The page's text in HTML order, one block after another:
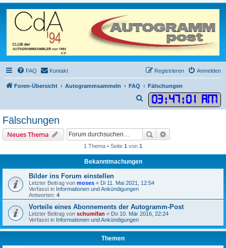
FAQ Kontakt Anmelden
Registrieren
Foren-Übersicht Autogrammsammeln FAQ Fälschungen
03:47:01 AM
u
h
Fälschungen
Neues Thema Suche
1 Thema • Seite 1 von 1
Bekanntmachungen
Bilder ins Forum einstellen
Letzter Beitrag von moses « Di 11. Mai 2021, 12:54
Verfasst in Informationen und Ankündigungen
Antworten: 4
Vorteile eines Abonnements der Autogramm-Post
Letzter Beitrag von schumifan « Do 10. Mär 2016, 22:24
Verfasst in Informationen und Ankündigungen
Themen